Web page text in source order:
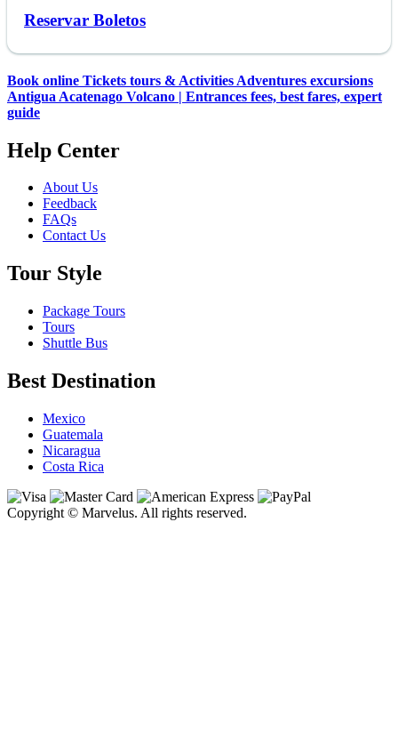
Reservar Boletos
Book online Tickets tours & Activities Adventures excursions
Antigua Acatenago Volcano | Entrances fees, best fares, expert
guide
Help Center
About Us
Feedback
FAQs
Contact Us
Tour Style
Package Tours
Tours
Shuttle Bus
Best Destination
Mexico
Guatemala
Nicaragua
Costa Rica
Copyright © Marvelus. All rights reserved.